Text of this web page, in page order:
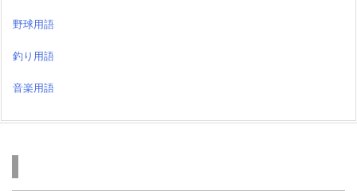
野球用語
釣り用語
音楽用語